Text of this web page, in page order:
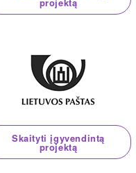
projektą
Skaityti įgyvendintą
projektą